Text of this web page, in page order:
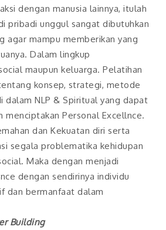
dengan manusia lainnya, itulah
pribadi unggul sangat dibutuhkan
agar mampu memberikan yang
Dalam lingkup
maupun keluarga. Pelatihan
konsep, strategi, metode
dalam NLP & Spiritual yang dapat
menciptakan Personal Excellnce.
dan Kekuatan diri serta
segala problematika kehidupan
Maka dengan menjadi
dengan sendirinya individu
dan bermanfaat dalam
Building